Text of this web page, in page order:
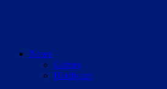
News
Games
Hardware